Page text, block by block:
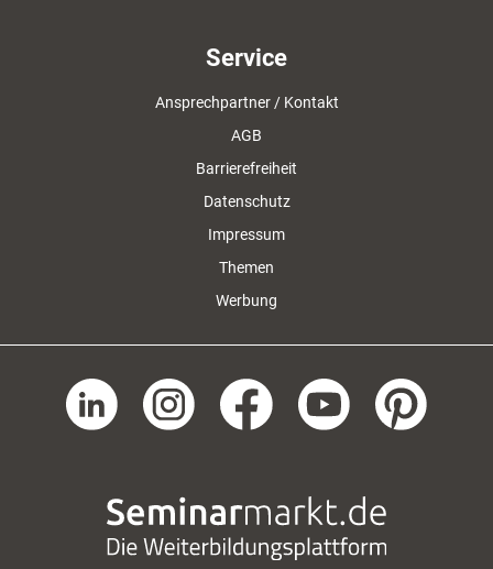
Service
Ansprechpartner / Kontakt
AGB
Barrierefreiheit
Datenschutz
Impressum
Themen
Werbung